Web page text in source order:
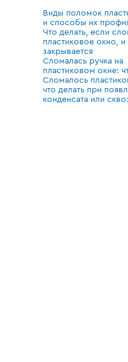
Виды поломок
и способы их
Что делать, если
пластиковое окно, и
закрывается
Сломалась ручка на
пластиковом окне:
Сломалось
что делать при
конденсата или